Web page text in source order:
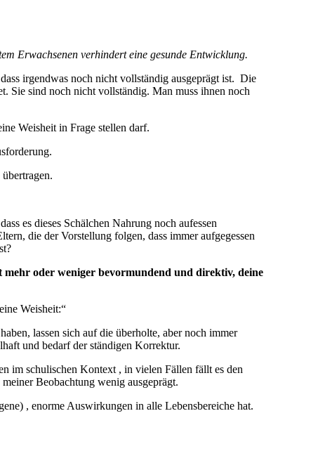
Erwachsenen verhindert eine gesunde Entwicklung.
irgendwas noch nicht vollständig ausgeprägt ist. Die
Sie sind noch nicht vollständig. Man muss ihnen noch
Weisheit in Frage stellen darf.
es dieses Schälchen Nahrung noch aufessen
die der Vorstellung folgen, dass immer aufgegessen
mehr oder weniger bevormundend und direktiv, deine
Weisheit:“
lassen sich auf die überholte, aber noch immer
und bedarf der ständigen Korrektur.
im schulischen Kontext , in vielen Fällen fällt es den
Beobachtung wenig ausgeprägt.
, enorme Auswirkungen in alle Lebensbereiche hat.